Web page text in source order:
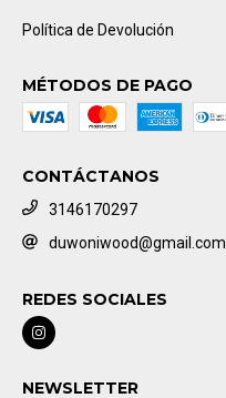
Política de Devolución
MÉTODOS DE PAGO
CONTÁCTANOS
3146170297
duwoniwood@gmail.com
REDES SOCIALES
NEWSLETTER